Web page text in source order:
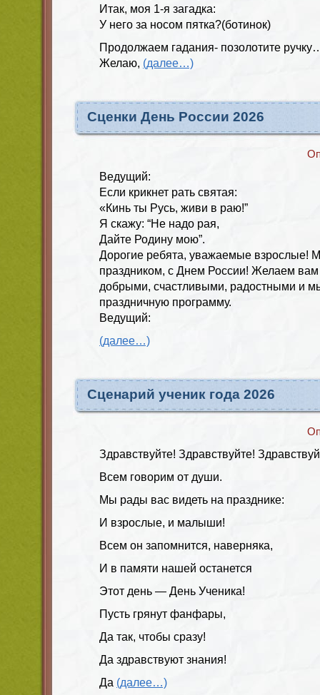
Итак, моя 1-я загадка:
У него за носом пятка?(ботинок)
Продолжаем гадания- позолотите
Желаю, (далее…)
Сценки День России 2026
Ведущий:
Если крикнет рать святая:
«Кинь ты Русь, живи в раю!”
Я скажу: “Не надо рая,
Дайте Родину мою”.
Дорогие ребята, уважаемые взрослые!
праздником, с Днем России! Желаем
добрыми, счастливыми, радостными и
праздничную программу.
Ведущий:
(далее…)
Сценарий ученик года 2026
Здравствуйте! Здравствуйте!
Всем говорим от души.
Мы рады вас видеть на празднике:
И взрослые, и малыши!
Всем он запомнится, наверняка,
И в памяти нашей останется
Этот день — День Ученика!
Пусть грянут фанфары,
Да так, чтобы сразу!
Да здравствуют знания!
Да (далее…)